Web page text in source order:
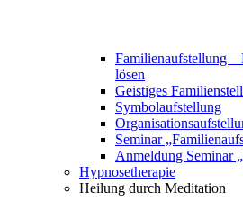
Familienaufstellung
lösen
Geistiges
Symbolaufstellung
Seminar
Anmeldung Seminar
Hypnosetherapie
Heilung durch Meditation